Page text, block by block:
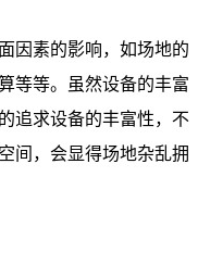
因素的影响，如场地的
等等。虽然设备的丰富
追求设备的丰富性，不
间，会显得场地杂乱拥